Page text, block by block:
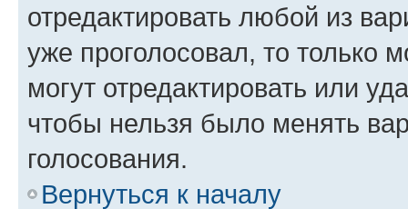
отредактировать любой из
уже проголосовал, то только
могут отредактировать или
чтобы нельзя было менять
голосования.
Вернуться к началу